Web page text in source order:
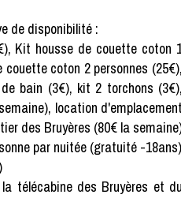
de disponibilité :
Kit housse de couette coton
coton 2 personnes
bain (3€), kit 2 torchons
location
des Bruyères (80€ la
par nuitée (gratuité -18ans)
télécabine des Bruyères et